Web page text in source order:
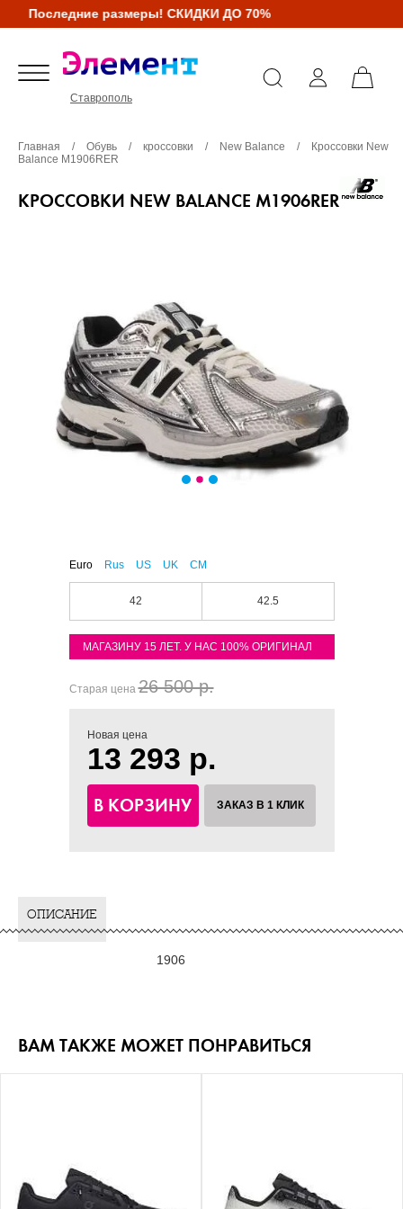
Последние размеры! СКИДКИ ДО 70%
Ставрополь
Главная / Обувь / кроссовки / New Balance /
Кроссовки New
Balance M1906RER
КРОССОВКИ NEW BALANCE M1906RER
Euro Rus US UK CM
42 42.5
МАГАЗИНУ 15 ЛЕТ. У НАС 100% ОРИГИНАЛ
Старая цена26 500 р.
Новая цена
13 293 р.
В КОРЗИНУ ЗАКАЗ В 1 КЛИК
ОПИСАНИЕ
1906
ВАМ ТАКЖЕ МОЖЕТ ПОНРАВИТЬСЯ